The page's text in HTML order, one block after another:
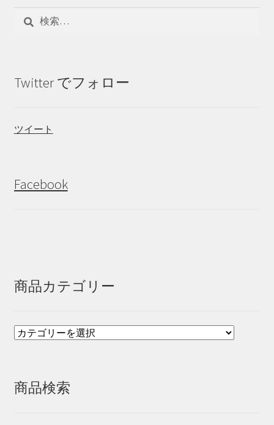
Twitter でフォロー
ツイート
Facebook
商品カテゴリー
商品検索